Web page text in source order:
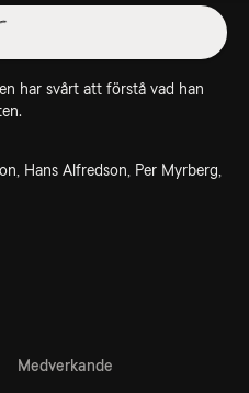
har svårt att förstå vad han
Hans Alfredson, Per Myrberg,
Medverkande